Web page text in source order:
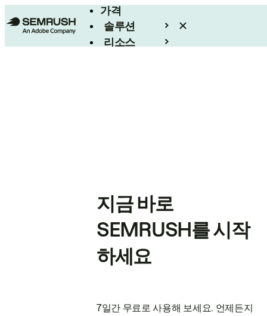
가격
솔루션
리소스
지금 바로
SEMRUSH를 시작
하세요
7일간 무료로 사용해 보세요. 언제든지